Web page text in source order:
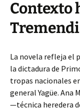
Contexto
La novela refleja el
la dictadura de
tropas nacionales
general Yagüe. Ana
—técnica heredera